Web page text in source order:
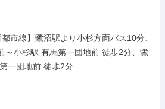
市線】鷺沼駅より小杉方面バス10分、
～小杉駅 有馬第一団地前 徒歩2分、鷺
一団地前 徒歩2分